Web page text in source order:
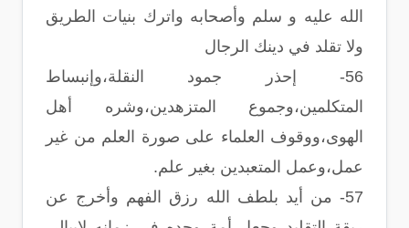
الله عليه و سلم وأصحابه واترك بنيات الطريق
ولا تقلد في دينك الرجال
56- إحذر جمود النقلة،وإنبساط
المتكلمين،وجموع المتزهدين،وشره أهل
الهوى،ووقوف العلماء على صورة العلم من غير
عمل،وعمل المتعبدين بغير علم.
57- من أيد بلطف الله رزق الفهم وأخرج عن